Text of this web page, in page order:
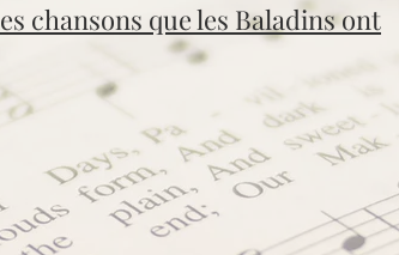
chansons que les Baladins ont